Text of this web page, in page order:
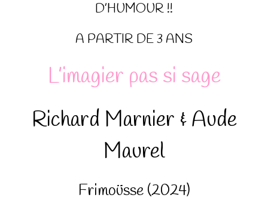
D’HUMOUR !!
A PARTIR DE 3 ANS
L’imagier pas si sage
Richard Marnier & Aude
Maurel
Frimoüsse (2024)